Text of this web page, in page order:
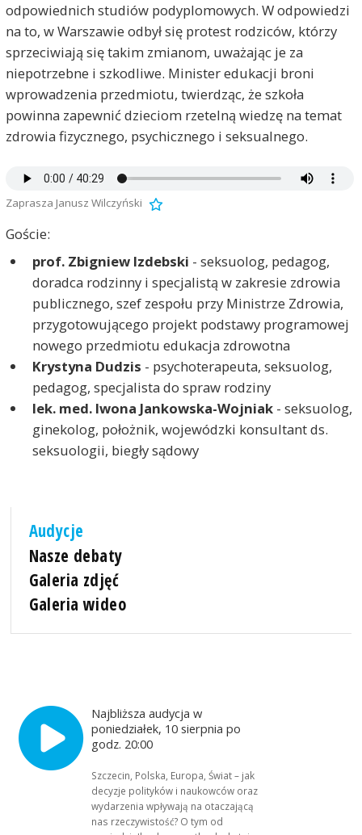
odpowiednich studiów podyplomowych. W odpowiedzi
na to, w Warszawie odbył się protest rodziców, którzy
sprzeciwiają się takim zmianom, uważając je za
niepotrzebne i szkodliwe. Minister edukacji broni
wprowadzenia przedmiotu, twierdząc, że szkoła
powinna zapewnić dzieciom rzetelną wiedzę na temat
zdrowia fizycznego, psychicznego i seksualnego.
Zaprasza Janusz Wilczyński
Goście:
prof. Zbigniew Izdebski - seksuolog, pedagog,
doradca rodzinny i specjalistą w zakresie zdrowia
publicznego, szef zespołu przy Ministrze Zdrowia,
przygotowującego projekt podstawy programowej
nowego przedmiotu edukacja zdrowotna
Krystyna Dudzis - psychoterapeuta, seksuolog,
pedagog, specjalista do spraw rodziny
lek. med. Iwona Jankowska-Wojniak- seksuolog,
ginekolog, położnik, wojewódzki konsultant ds.
seksuologii, biegły sądowy
Audycje
Nasze debaty
Galeria zdjęć
Galeria wideo
Najbliższa audycja w
poniedziałek, 10 sierpnia po
godz. 20:00
Szczecin, Polska, Europa, Świat – jak
decyzje polityków i naukowców oraz
wydarzenia wpływają na otaczającą
nas rzeczywistość? O tym od